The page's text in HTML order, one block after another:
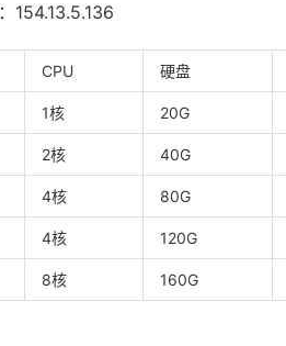
：154.13.5.136
CPU 硬盘
1核 20G
2核 40G
4核 80G
4核 120G
8核 160G